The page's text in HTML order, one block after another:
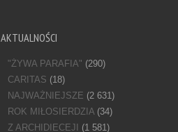
AKTUALNOŚCI
"ŻYWA PARAFIA" (290)
CARITAS (18)
NAJWAŻNIEJSZE (2 631)
ROK MIŁOSIERDZIA(34)
Z ARCHIDIECEJI
(1 581)